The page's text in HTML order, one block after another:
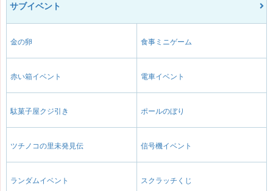
サブイベント
金の卵 食事ミニゲーム
赤い箱イベント 電車イベント
駄菓子屋クジ引き ポールのぼり
ツチノコの里未発見伝 信号機イベント
ランダムイベント スクラッチくじ